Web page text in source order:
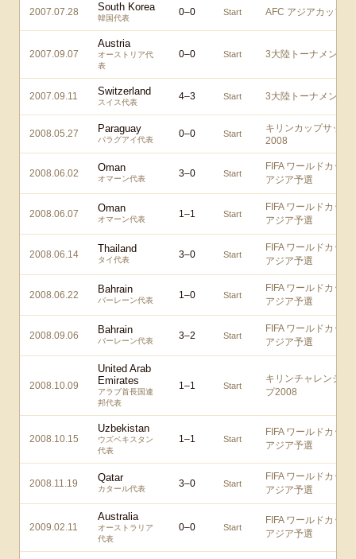
2007.07.28 South Korea
韓国代表
0–0 Start AFC アジアカップ
2007.09.07
Austria
オーストリア代
表
0–0 Start 3大陸トーナメント
2007.09.11 Switzerland
スイス代表
4–3 Start 3大陸トーナメント
2008.05.27 Paraguay
パラグアイ代表
0–0 Start
キリンカップサッカ
2008
2008.06.02 Oman
オマーン代表 3–0 Start
FIFA ワールドカップ
アジア予選
2008.06.07 Oman
オマーン代表 1–1 Start
FIFA ワールドカップ
アジア予選
2008.06.14 Thailand
タイ代表 3–0 Start
FIFA ワールドカップ
アジア予選
2008.06.22 Bahrain
バーレーン代表 1–0 Start
FIFA ワールドカップ
アジア予選
2008.09.06 Bahrain
バーレーン代表 3–2 Start
FIFA ワールドカップ
アジア予選
2008.10.09
United Arab
Emirates
アラブ首長国連
邦代表
1–1 Start
キリンチャレンジカ
プ2008
2008.10.15
Uzbekistan
ウズベキスタン
代表
1–1 Start
FIFA ワールドカップ
アジア予選
2008.11.19 Qatar
カタール代表 3–0 Start
FIFA ワールドカップ
アジア予選
2009.02.11
Australia
オーストラリア
代表
0–0 Start
FIFA ワールドカップ
アジア予選